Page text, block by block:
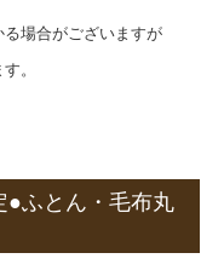
場合がございますが
。
ふとん・毛布丸